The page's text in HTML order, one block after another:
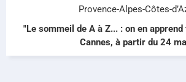
Provence-Alpes-Côtes-
"Le sommeil de A à Z... : on en
Cannes, à partir du 24